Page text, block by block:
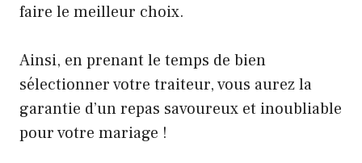
faire le meilleur choix.
Ainsi, en prenant le temps de bien
sélectionner votre traiteur, vous aurez la
garantie d’un repas savoureux et inoubliable
pour votre mariage !